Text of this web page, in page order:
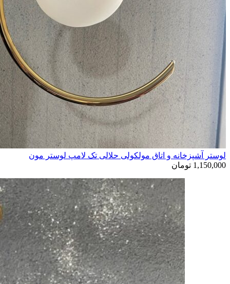
لوستر آشپزخانه و اتاق مولکولی حلالی تک لامپ لوستر مون
1,150,000 تومان